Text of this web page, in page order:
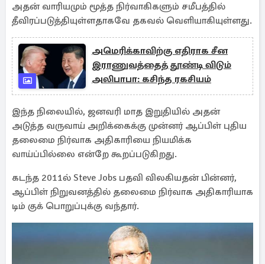
அதன் வாரியமும் மூத்த நிர்வாகிகளும் சமீபத்தில்
தீவிரப்படுத்தியுள்ளதாகவே தகவல் வெளியாகியுள்ளது.
அமெரிக்காவிற்கு எதிராக சீன
இராணுவத்தைத் தூண்டி விடும்
அலிபாபா: கசிந்த ரகசியம்
இந்த நிலையில், ஜனவரி மாத இறுதியில் அதன்
அடுத்த வருவாய் அறிக்கைக்கு முன்னர் ஆப்பிள் புதிய
தலைமை நிர்வாக அதிகாரியை நியமிக்க
வாய்ப்பில்லை என்றே கூறப்படுகிறது.
கடந்த 2011ல் Steve Jobs பதவி விலகியதன் பின்னர்,
ஆப்பிள் நிறுவனத்தில் தலைமை நிர்வாக அதிகாரியாக
டிம் குக் பொறுப்புக்கு வந்தார்.